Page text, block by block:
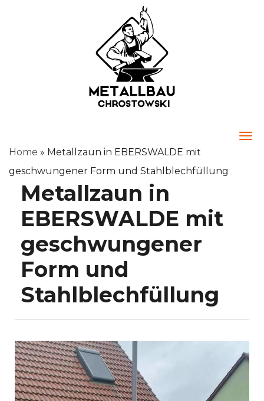
Home » Metallzaun in EBERSWALDE mit
geschwungener Form und Stahlblechfüllung
Metallzaun in
EBERSWALDE mit
geschwungener
Form und
Stahlblechfüllung